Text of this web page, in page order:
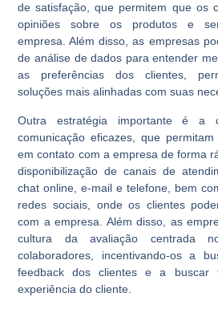
de satisfação, que permitem que os
opiniões sobre os produtos e
empresa. Além disso, as empresas
de análise de dados para entender
as preferências dos clientes,
soluções mais alinhadas com suas
Outra estratégia importante é a
comunicação eficazes, que
em contato com a empresa de forma
disponibilização de canais de
chat online, e-mail e telefone, bem
redes sociais, onde os clientes
com a empresa. Além disso, as
cultura da avaliação centrada
colaboradores, incentivando-os a
feedback dos clientes e a buscar
experiência do cliente.